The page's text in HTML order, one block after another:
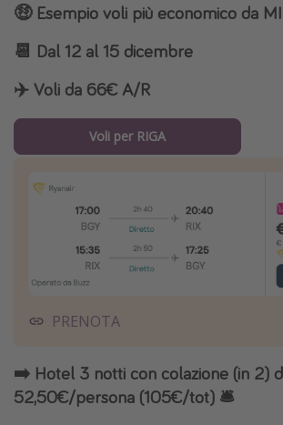
🤑 Esempio voli più economico da
📆 Dal 12 al 15 dicembre
✈️ Voli da 66€ A/R
Voli per RIGA
PRENOTA
➡️ Hotel 3 notti con colazione (in 2)
52,50€/persona (105€/tot) 🛎️